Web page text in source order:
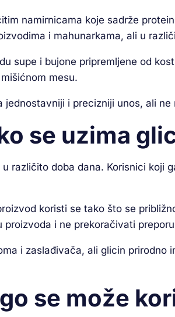
namirnicama koje sadrže
i mahunarkama, ali u
supe i bujone pripremljene od
mesu.
jednostavniji i precizniji unos, ali
se uzima
različito doba dana. Korisnici koji
koristi se tako što se
i ne prekoračivati
i zaslađivača, ali glicin
se može